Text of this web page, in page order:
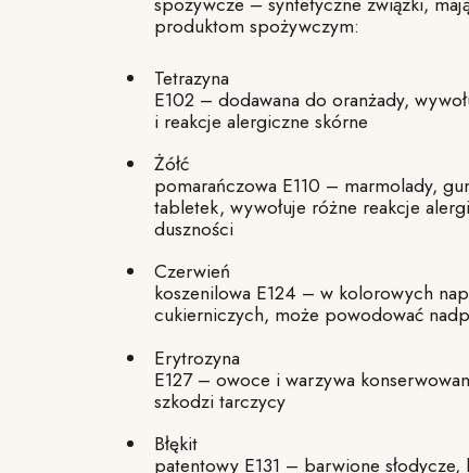
produktom spożywczym:
Tetrazyna
E102 – dodawana do oranżady,
i reakcje alergiczne skórne
Żółć
pomarańczowa E110 – marmolady,
tabletek, wywołuje różne reakcje
duszności
Czerwień
koszenilowa E124 – w kolorowych
cukierniczych, może powodować
Erytrozyna
E127 – owoce i warzywa
szkodzi tarczycy
Błękit
patentowy E131 – barwione